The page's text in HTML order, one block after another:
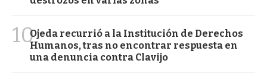
10Ojeda recurrió a la Institución de Derechos
Humanos, tras no encontrar respuesta en
una denuncia contra Clavijo